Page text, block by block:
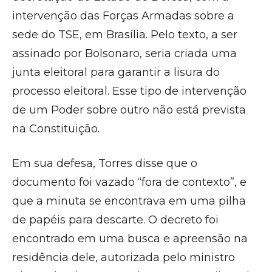
intervenção das Forças Armadas sobre a
sede do TSE, em Brasília. Pelo texto, a ser
assinado por Bolsonaro, seria criada uma
junta eleitoral para garantir a lisura do
processo eleitoral. Esse tipo de intervenção
de um Poder sobre outro não está prevista
na Constituição.
Em sua defesa, Torres disse que o
documento foi vazado “fora de contexto”, e
que a minuta se encontrava em uma pilha
de papéis para descarte. O decreto foi
encontrado em uma busca e apreensão na
residência dele, autorizada pelo ministro